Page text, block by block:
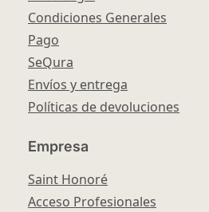
Condiciones Generales
Pago
SeQura
Envíos y entrega
Políticas de devoluciones
Empresa
Saint Honoré
Acceso Profesionales